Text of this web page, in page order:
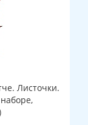
Листочки.